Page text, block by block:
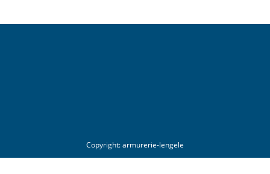
Copyright:armurerie-lengele